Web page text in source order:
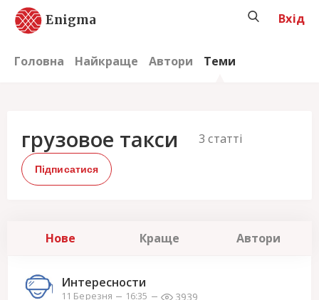
Enigma
Головна Найкраще Автори Теми
Вхід
грузовое такси 3 статті
Підписатися
Нове Краще Автори
Интересности
11 Березня 16:35 3939